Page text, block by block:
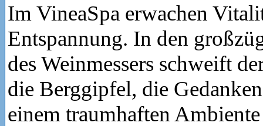
Im VineaSpa erwachen
Entspannung. In den
des Weinmessers schweift
die Berggipfel, die
einem traumhaften